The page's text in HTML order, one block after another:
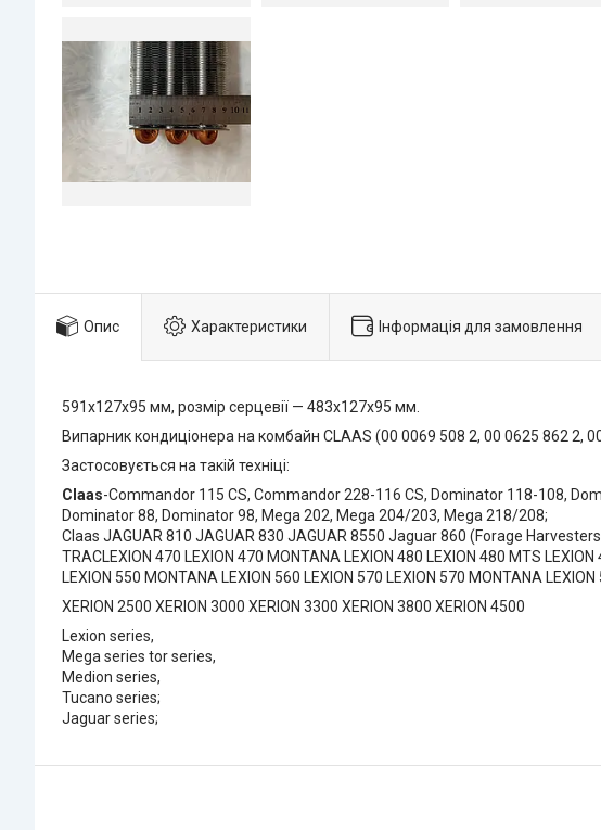
Опис Характеристики Інформація для замовлення
591х127х95 мм, розмір серцевії — 483х127х95 мм.
Випарник кондиціонера на комбайн CLAAS (00 0069 508 2, 00 0625 862
Застосовується на такій техніці:
Claas-Commandor 115 CS, Commandor 228-116 CS, Dominator 118-108,
Dominator 88, Dominator 98, Mega 202, Mega 204/203, Mega 218/208;
Claas JAGUAR 810 JAGUAR 830 JAGUAR 8550 Jaguar 860 (Forage
TRACLEXION 470 LEXION 470 MONTANA LEXION 480 LEXION 480 MTS
LEXION 550 MONTANA LEXION 560 LEXION 570 LEXION 570 MONTANA
XERION 2500 XERION 3000 XERION 3300 XERION 3800 XERION 4500
Lexion series,
Mega series tor series,
Medion series,
Tucano series;
Jaguar series;